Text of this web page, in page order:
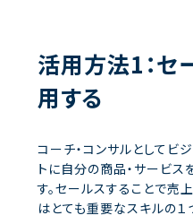
活用方法1：セ
用する
コーチ・コンサルとしてビ
トに自分の商品・サービ
す。セールスすることで売
はとても重要なスキルの１